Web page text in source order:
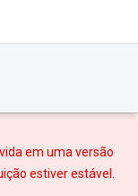
em uma versão
estiver estável.